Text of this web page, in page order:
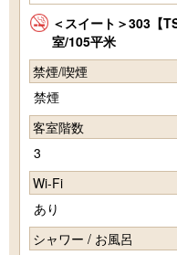
＜スイート＞303【
室/105平米
禁煙/喫煙
禁煙
客室階数
3
Wi-Fi
あり
シャワー / お風呂